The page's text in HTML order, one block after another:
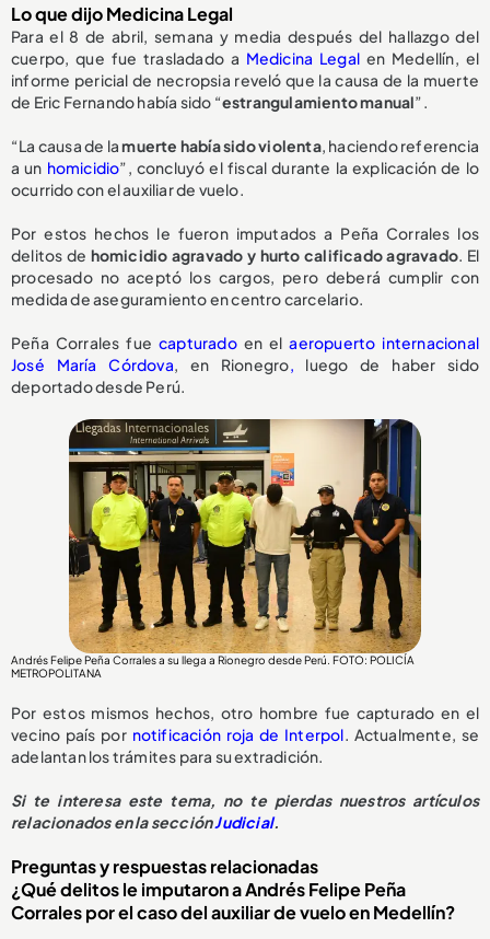
Lo que dijo Medicina Legal
Para el 8 de abril, semana y media después del hallazgo del
cuerpo, que fue trasladado a Medicina Legal en Medellín, el
informe pericial de necropsia reveló que la causa de la muerte
de Eric Fernando había sido “estrangulamiento manual”.
“La causa de lamuerte había sido violenta, haciendo referencia
a un homicidio”, concluyó el fiscal durante la explicación de lo
ocurrido con el auxiliar de vuelo.
Por estos hechos le fueron imputados a Peña Corrales los
delitos de homicidio agravado y hurto calificado agravado. El
procesado no aceptó los cargos, pero deberá cumplir con
medida de aseguramiento en centro carcelario.
Peña Corrales fue capturadoen elaeropuerto internacional
José María Córdova , en Rionegro
luego de haber sido
deportado desde Perú.
Andrés Felipe Peña Corrales a su llega a Rionegro desde Perú. FOTO: POLICÍA
METROPOLITANA
Por estos mismos hechos, otro hombre fue capturado en el
vecino país por notificación roja de Interpol . Actualmente, se
adelantan los trámites para su extradición.
Si te interesa este tema, no te pierdas nuestros artículos
relacionados en la sección Judicial.
Preguntas y respuestas relacionadas
¿Qué delitos le imputaron a Andrés Felipe Peña
Corrales por el caso del auxiliar de vuelo en Medellín?